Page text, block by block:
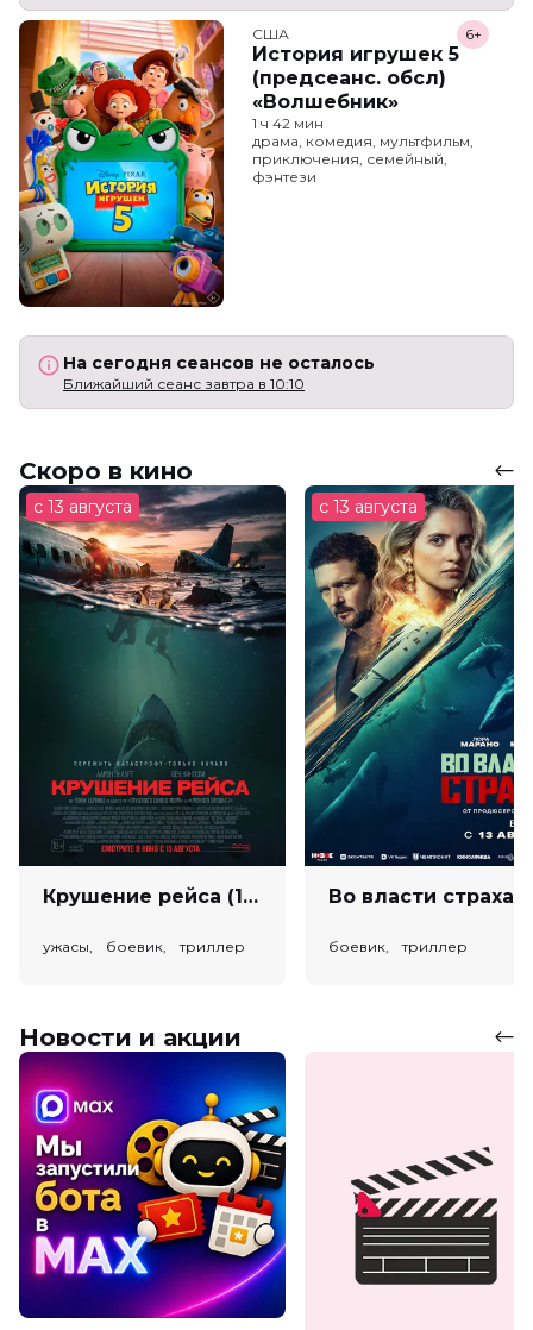
США
История игрушек 5
(предсеанс. обсл)
«Волшебник»
6+
1 ч 42 мин
драма, комедия, мультфильм,
приключения, семейный,
фэнтези
На сегодня сеансов не осталось
Ближайший сеанс завтра в 10:10
Скоро в кино
с 13 августа
Крушение рейса (18+)
ужасы, боевик, триллер
с 13 августа
боевик, триллер
Новости и акции